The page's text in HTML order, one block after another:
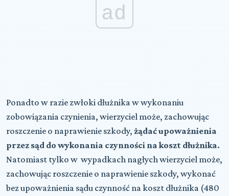
ad
Ponadto w razie zwłoki dłużnika w wykonaniu
zobowiązania czynienia, wierzyciel może, zachowując
roszczenie o naprawienie szkody, żądać upoważnienia
przez sąd do wykonania czynności na koszt dłużnika.
Natomiast tylko w wypadkach nagłych wierzyciel może,
zachowując roszczenie o naprawienie szkody, wykonać
bez upoważnienia sądu czynność na koszt dłużnika (480